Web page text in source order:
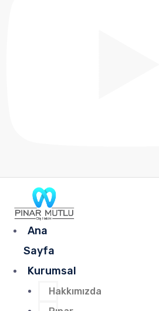
Ana
Sayfa
Kurumsal
Hakkımızda